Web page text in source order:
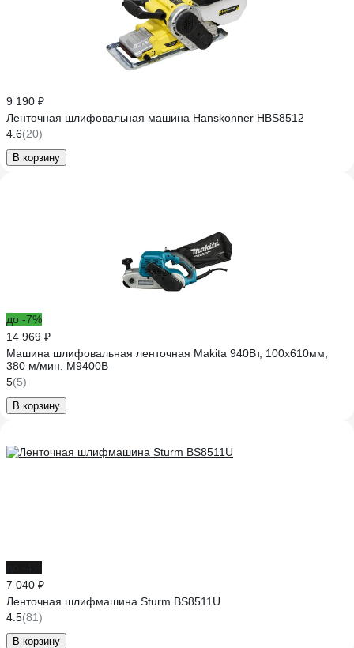
9 190 ₽
Ленточная шлифовальная машина Hanskonner HBS8512
4.6(20)
В корзину
до -7%
14 969 ₽
Машина шлифовальная ленточная Makita 940Вт, 100х610мм,
380 м/мин. M9400B
5(5)
В корзину
7 040 ₽
Ленточная шлифмашина Sturm BS8511U
4.5(81)
В корзину